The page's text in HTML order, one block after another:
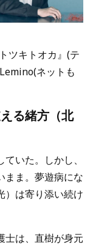
ツキトオカ』(テ
ネットも
る緒方（北
いた。しかし、
まま。夢遊病にな
）は寄り添い続け
士は、直樹が身元